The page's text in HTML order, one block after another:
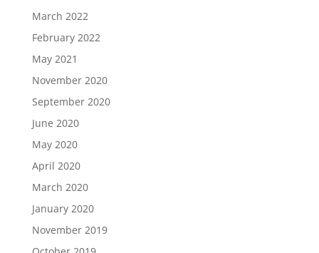
March 2022
February 2022
May 2021
November 2020
September 2020
June 2020
May 2020
April 2020
March 2020
January 2020
November 2019